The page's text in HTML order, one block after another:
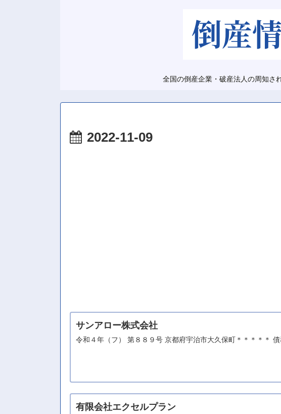
全国の倒産企業・破産法人の周知さ
2022-11-09
サンアロー株式会社
令和４年（フ） 第８８９号 京都府宇治市大久保町＊＊＊＊＊
有限会社エクセルプラン